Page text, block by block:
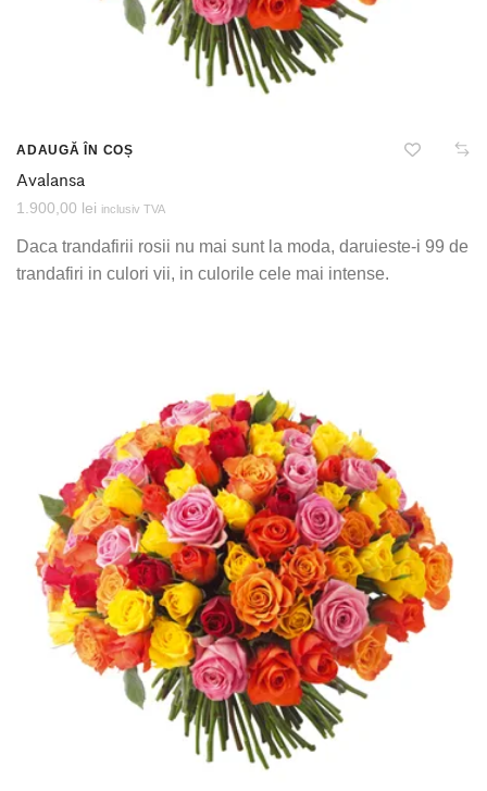
ADAUGĂ ÎN COȘ
Avalansa
1.900,00 lei inclusiv TVA
Daca trandafirii rosii nu mai sunt la moda, daruieste-i 99 de
trandafiri in culori vii, in culorile cele mai intense.